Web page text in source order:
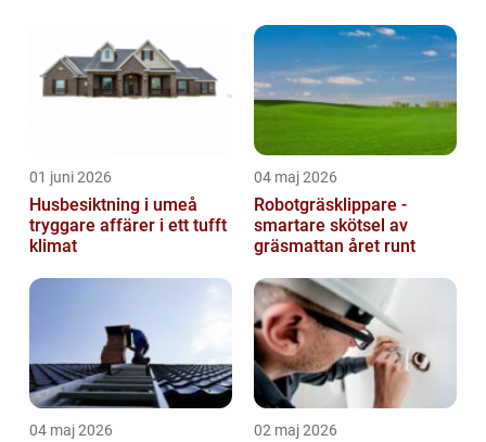
01 juni 2026
Husbesiktning i umeå
tryggare affärer i ett tufft
klimat
04 maj 2026
Robotgräsklippare -
smartare skötsel av
gräsmattan året runt
04 maj 2026 02 maj 2026